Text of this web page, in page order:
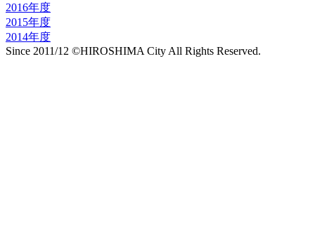
2016年度
2015年度
2014年度
Since 2011/12 ©HIROSHIMA City All Rights Reserved.